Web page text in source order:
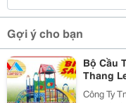
Gợi ý cho bạn
Bộ Cầu
Thang
Công Ty Tnhh Sx